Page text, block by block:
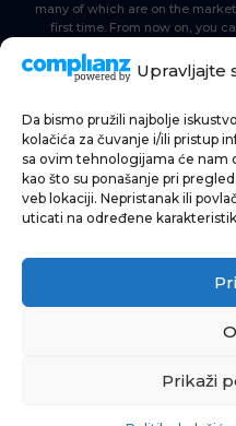
Upravljajte
Da bismo pružili najbolje
kolačića za čuvanje i/ili pristup
sa ovim tehnologijama će nam
kao što su ponašanje pri
veb lokaciji. Nepristanak ili
uticati na određene
Prikaži
many of which are on the
first time. From now on, you